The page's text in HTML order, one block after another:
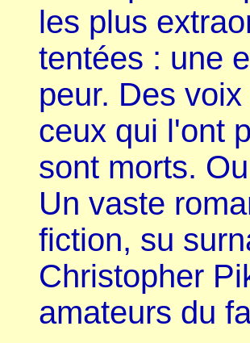
les plus
tentées : une
peur. Des
ceux qui l'ont
sont morts.
Un vaste
fiction, su
Christopher
amateurs du